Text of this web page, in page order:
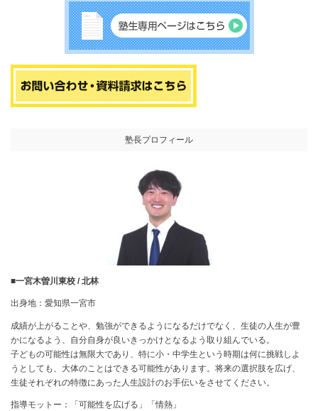
塾長プロフィール
■一宮木曽川東校 / 北林
出身地：愛知県一宮市
成績が上がることや、勉強ができるようになるだけでなく、生徒の人生が豊
かになるよう、自分自身が良いきっかけとなるよう取り組んでいる。
子どもの可能性は無限大であり、特に小・中学生という時期は何に挑戦しよ
うとしても、大体のことはできる可能性があります。将来の選択肢を広げ、
生徒それぞれの特徴にあった人生設計のお手伝いをさせてください。
指導モットー：「可能性を広げる」「情熱」